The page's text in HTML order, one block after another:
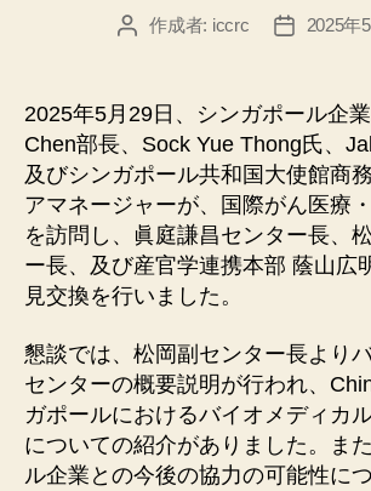
投 作成者: iccrc
投
2025年
2025年5月29日、シンガポール企
Chen部長、Sock Yue Thong氏、
及びシンガポール共和国大使館商
アマネージャーが、国際がん医療
を訪問し、眞庭謙昌センター長、
ー長、及び産官学連携本部 蔭山広
見交換を行いました。
懇談では、松岡副センター長より
センターの概要説明が行われ、
ガポールにおけるバイオメディカ
についての紹介がありました。ま
ル企業との今後の協力の可能性に